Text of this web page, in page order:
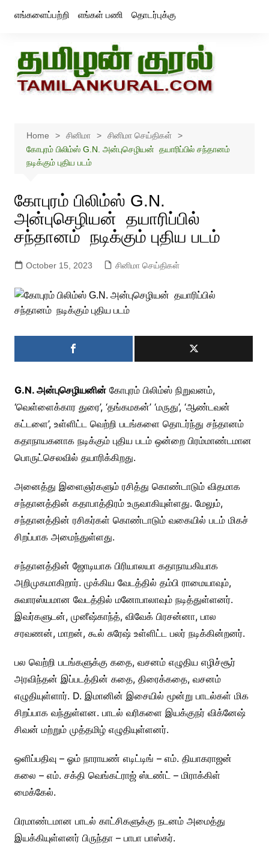
எங்களைப்பற்றி எங்கள் பணி தொடர்புக்கு
Home சினிமா
சினிமா செய்திகள்
கோபுரம் பிலிம்ஸ் G.N. அன்புசெழியன் தயாரிப்பில் சந்தானம்
நடிக்கும் புதிய படம்
கோபுரம் பிலிம்ஸ் G.N.
அன்புசெழியன் தயாரிப்பில்
சந்தானம் நடிக்கும் புதிய படம்
October 15, 2023 சினிமா செய்திகள்
G.N. அன்புசெழியனின்கோபுரம் பிலிம்ஸ் நிறுவனம்,
‘வெள்ளைக்கார துரை’, ‘தங்கமகன்’ ‘மருது’, ‘ஆண்டவன்
கட்டளை’, உள்ளிட்ட வெற்றி படங்களை தொடர்ந்து சந்தானம்
கதாநாயகனாக நடிக்கும் புதிய படம் ஒன்றை பிரம்மாண்டமான
பொருட்செலவில் தயாரிக்கிறது.
அனைத்து இளைஞர்களும் ரசித்து கொண்டாடும் விதமாக
சந்தானத்தின் கதாபாத்திரம் உருவாகியுள்ளது. மேலும்,
சந்தானத்தின் ரசிகர்கள் கொண்டாடும் வகையில் படம் மிகச்
சிறப்பாக அமைந்துள்ளது.
சந்தானத்தின் ஜோடியாக பிரியாலயா கதாநாயகியாக
அறிமுகமாகிறார். முக்கிய வேடத்தில் தம்பி ராமையாவும்,
சுவாரஸ்யமான வேடத்தில் மனோபாலாவும் நடித்துள்ளனர்.
இவர்களுடன், முனீஷ்காந்த், விவேக் பிரசன்னா, பால
சரவணன், மாறன், கூல் சுரேஷ் உள்ளிட்ட பலர் நடிக்கின்றனர்.
பல வெற்றி படங்களுக்கு கதை, வசனம் எழுதிய எழிச்சூர்
அரவிந்தன் இப்படத்தின் கதை, திரைக்கதை, வசனம்
எழுதியுள்ளார். D. இமானின் இசையில் மூன்று பாடல்கள் மிக
சிறப்பாக வந்துள்ளன. பாடல் வரிகளை இயக்குநர் விக்னேஷ்
சிவன் மற்றும் முத்தமிழ் எழுதியுள்ளனர்.
ஒளிப்பதிவு – ஓம் நாராயண் எடிட்டிங் – எம். தியாகராஜன்
கலை – எம். சக்தி வெங்கட்ராஜ் ஸ்டண்ட் – மிராக்கிள்
மைக்கேல்.
பிரமாண்டமான பாடல் காட்சிகளுக்கு நடனம் அமைத்து
இயக்கியுள்ளனர் பிருந்தா – பாபா பாஸ்கர்.